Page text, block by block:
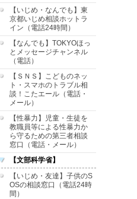
【いじめ・なんでも】東
京都いじめ相談ホットラ
イン（電話24時間）
【なんでも】TOKYOほっ
とメッセージチャンネル
（電話）
【ＳＮＳ】こどものネッ
ト・スマホのトラブル相
談！こたエール（電話・
メール）
【性暴力】児童・生徒を
教職員等による性暴力か
ら守るための第三者相談
窓口（電話・メール）
【文部科学省】
【いじめ・友達】子供のS
OSの相談窓口（電話24時
間）